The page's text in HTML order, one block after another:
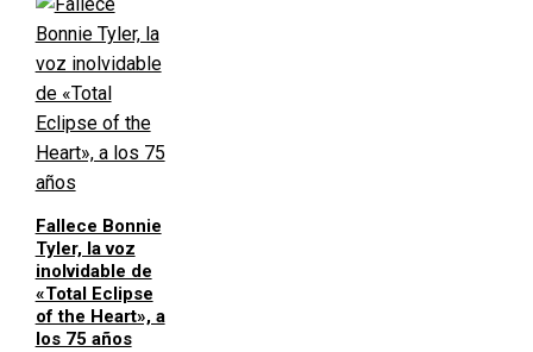
Fallece Bonnie
Tyler, la voz
inolvidable de
«Total Eclipse
of the Heart», a
los 75 años